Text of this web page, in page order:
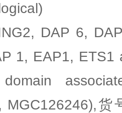
DAP 6,
1, EAP1, ETS1
MGC126246),货